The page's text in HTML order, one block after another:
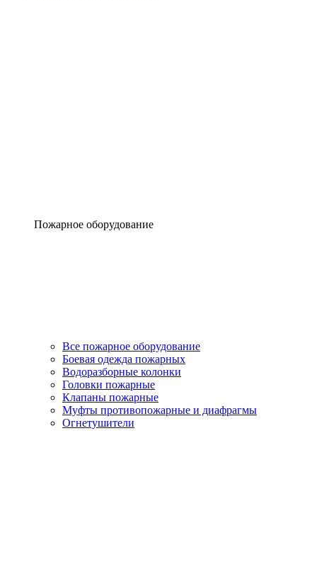
Пожарное оборудование
Все пожарное оборудование
Боевая одежда пожарных
Водоразборные колонки
Головки пожарные
Клапаны пожарные
Муфты противопожарные и диафрагмы
Огнетушители